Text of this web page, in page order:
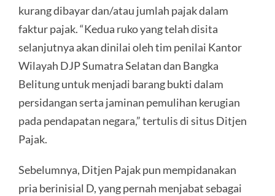
kurang dibayar dan/atau jumlah pajak dalam
faktur pajak. “Kedua ruko yang telah disita
selanjutnya akan dinilai oleh tim penilai Kantor
Wilayah DJP Sumatra Selatan dan Bangka
Belitung untuk menjadi barang bukti dalam
persidangan serta jaminan pemulihan kerugian
pada pendapatan negara,” tertulis di situs Ditjen
Pajak.
Sebelumnya, Ditjen Pajak pun mempidanakan
pria berinisial D, yang pernah menjabat sebagai